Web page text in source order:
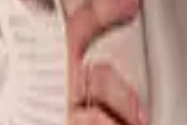
Budget
von 30 bis 40 Euro